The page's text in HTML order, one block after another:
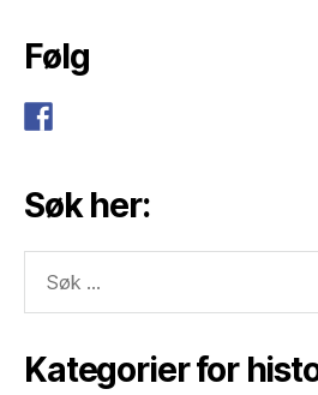
Følg
Søk her:
etter:
Kategorier for